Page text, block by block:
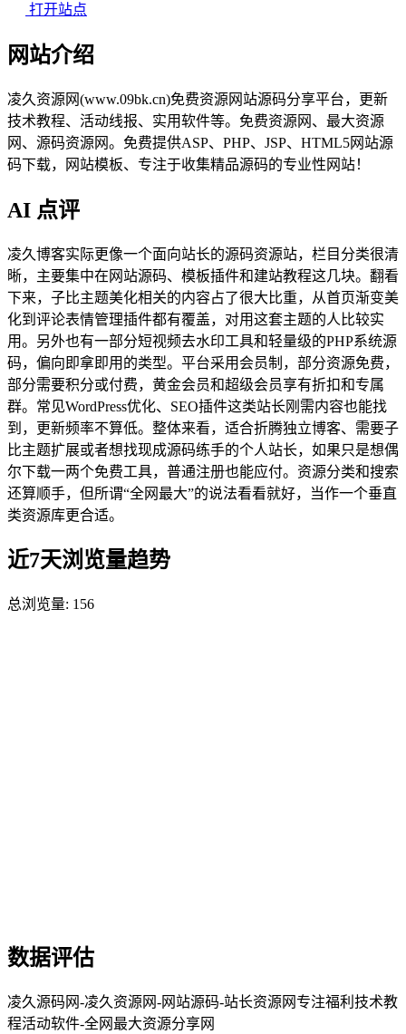
打开站点
网站介绍
凌久资源网(www.09bk.cn)免费资源网站源码分享平台，更新
技术教程、活动线报、实用软件等。免费资源网、最大资源
网、源码资源网。免费提供ASP、PHP、JSP、HTML5网站源
码下载，网站模板、专注于收集精品源码的专业性网站！
AI 点评
凌久博客实际更像一个面向站长的源码资源站，栏目分类很清
晰，主要集中在网站源码、模板插件和建站教程这几块。翻看
下来，子比主题美化相关的内容占了很大比重，从首页渐变美
化到评论表情管理插件都有覆盖，对用这套主题的人比较实
用。另外也有一部分短视频去水印工具和轻量级的PHP系统源
码，偏向即拿即用的类型。平台采用会员制，部分资源免费，
部分需要积分或付费，黄金会员和超级会员享有折扣和专属
群。常见WordPress优化、SEO插件这类站长刚需内容也能找
到，更新频率不算低。整体来看，适合折腾独立博客、需要子
比主题扩展或者想找现成源码练手的个人站长，如果只是想偶
尔下载一两个免费工具，普通注册也能应付。资源分类和搜索
还算顺手，但所谓“全网最大”的说法看看就好，当作一个垂直
类资源库更合适。
近7天浏览量趋势
总浏览量: 156
数据评估
凌久源码网-凌久资源网-网站源码-站长资源网专注福利技术教
程活动软件-全网最大资源分享网